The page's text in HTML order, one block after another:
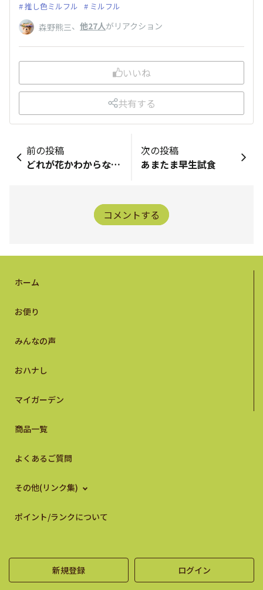
推し色ミルフル ミルフル
森野熊三、 他27人がリアクション
いいね
共有する
前の投稿
どれが花かわからなかったので
次の投稿
あまたま早生試食
コメントする
ホーム
お便り
みんなの声
おハナし
マイガーデン
商品一覧
よくあるご質問
その他(リンク集)
ポイント/ランクについて
新規登録 ログイン